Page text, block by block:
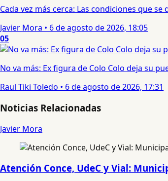
Cada vez más cerca: Las condiciones que
Javier Mora • 6 de agosto de 2026, 18:05
05
No va más: Ex figura de Colo Colo deja su
Raul Tiki Toledo • 6 de agosto de 2026, 17:31
Noticias Relacionadas
Javier Mora
Atención Conce, UdeC y Vial: